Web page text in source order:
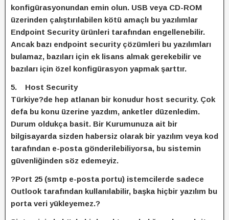
konfigürasyonundan emin olun. USB veya CD-ROM
üzerinden çalıştırılabilen kötü amaçlı bu yazılımlar
Endpoint Security ürünleri tarafından engellenebilir.
Ancak bazı endpoint security çözümleri bu yazılımları
bulamaz, bazıları için ek lisans almak gerekebilir ve
bazıları için özel konfigürasyon yapmak şarttır.
5. Host Security
Türkiye?de hep atlanan bir konudur host security. Çok
defa bu konu üzerine yazdım, anketler düzenledim.
Durum oldukça basit. Bir Kurumunuza ait bir
bilgisayarda sizden habersiz olarak bir yazılım veya kod
tarafından e-posta gönderilebiliyorsa, bu sistemin
güvenliğinden söz edemeyiz.
?Port 25 (smtp e-posta portu) istemcilerde sadece
Outlook tarafından kullanılabilir, başka hiçbir yazılım bu
porta veri yükleyemez.?